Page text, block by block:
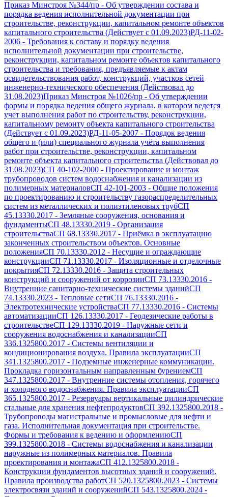
Приказ Минстроя №344/пр - Об утверждении состава и
порядка ведения исполнительной документации при
строительстве, реконструкции, капитальном ремонте объектов
капитального строительства (Действует с 01.09.2023)РД-11-02-
2006 - Требования к составу и порядку ведения
исполнительной документации при строительстве,
реконструкции, капитальном ремонте объектов капитального
строительства и требования, предъявляемые к актам
освидетельствования работ, конструкций, участков сетей
инженерно-технического обеспечения (Действовал до
31.08.2023)Приказ Минстроя №1026/пр - Об утверждении
формы и порядка ведения общего журнала, в котором ведется
учет выполнения работ по строительству, реконструкции,
капитальному ремонту объекта капитального строительства
(Действует с 01.09.2023)РД-11-05-2007 - Порядок ведения
общего и (или) специального журнала учёта выполнения
работ при строительстве, реконструкции, капитальном
ремонте объекта капитального строительства (Действовал до
31.08.2023)СП 40-102-2000 - Проектирование и монтаж
трубопроводов систем водоснабжения и канализации из
полимерных материаловСП 42-101-2003 - Общие положения
по проектированию и строительству газораспределительных
систем из металлических и полиэтиленовых трубСП
45.13330.2017 - Земляные сооружения, основания и
фундаментыСП 48.13330.2019 - Организация
строительстваСП 68.13330.2017 - Приёмка в эксплуатацию
законченных строительством объектов. Основные
положенияСП 70.13330.2012 - Несущие и ограждающие
конструкцииСП 71.13330.2017 - Изоляционные и отделочные
покрытияСП 72.13330.2016 - Защита строительных
конструкций и сооружений от коррозииСП 73.13330.2016 -
Внутренние санитарно-технические системы зданийСП
74.13330.2023 - Тепловые сетиСП 76.13330.2016 -
Электротехнические устройстваСП 77.13330.2016 - Системы
автоматизацииСП 126.13330.2017 - Геодезические работы в
строительствеСП 129.13330.2019 - Наружные сети и
сооружения водоснабжения и канализацииСП
336.1325800.2017 - Системы вентиляции и
кондиционирования воздуха. Правила эксплуатацииСП
341.1325800.2017 - Подземные инженерные коммуникации.
Прокладка горизонтальным направленным бурениемСП
347.1325800.2017 - Внутренние системы отопления, горячего
и холодного водоснабжения. Правила эксплуатацииСП
365.1325800.2017 - Резервуары вертикальные цилиндрические
стальные для хранения нефтепродуктовСП 392.1325800.2018 -
Трубопроводы магистральные и промысловые для нефти и
газа. Исполнительная документация при строительстве.
Формы и требования к ведению и оформлениюСП
399.1325800.2018 - Системы водоснабжения и канализации
наружные из полимерных материалов. Правила
проектирования и монтажаСП 412.1325800.2018 -
Конструкции фундаментов высотных зданий и сооружений.
Правила производства работСП 520.1325800.2023 - Системы
электросвязи зданий и сооруженийСП 543.1325800.2024 -